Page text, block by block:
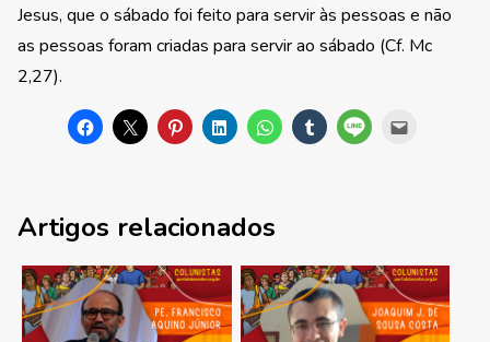
Jesus, que o sábado foi feito para servir às pessoas e não
as pessoas foram criadas para servir ao sábado (Cf. Mc
2,27).
Artigos relacionados